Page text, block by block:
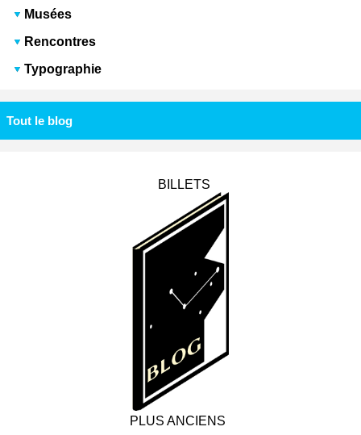
Musées
Rencontres
Typographie
Tout le blog
BILLETS
PLUS ANCIENS